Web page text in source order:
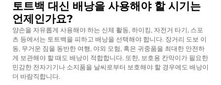
토트백 대신 배낭을 사용해야 할 시기는
언제인가요?
양손을 자유롭게 사용해야 하는 신체 활동, 하이킹, 자전거 타기, 스포
츠 등에서는 토트백을 피하고 배낭을 선택해야 합니다. 장거리 도보 이
동, 무거운 짐을 동반한 여행, 야외 모험, 혹은 귀중품을 최대한 안전하
게 보관해야 할 때도 배낭이 적합합니다. 또한, 보호용 칸막이가 필요한
민감한 전자기기나 소지품을 날씨로부터 보호해야 할 경우에도 배낭이
더 바람직합니다.